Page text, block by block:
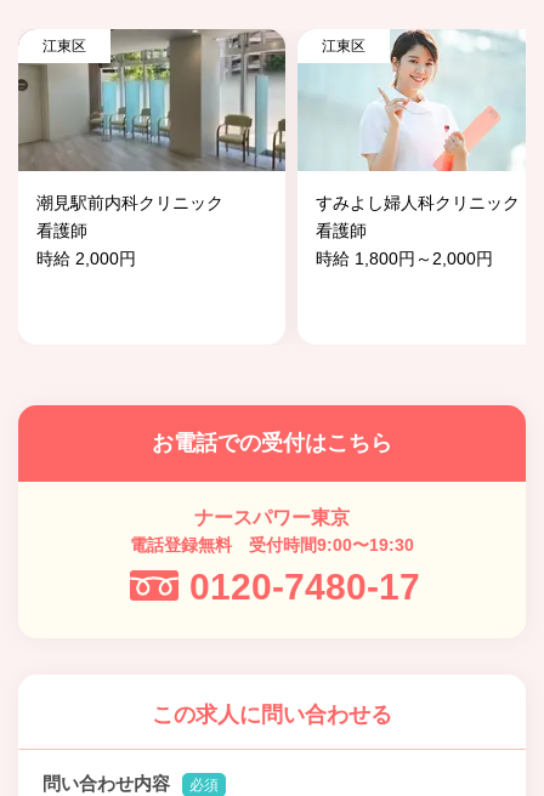
江東区
潮見駅前内科クリニック
看護師
時給 2,000円
江東区
すみよし婦人科クリニック
看護師
時給 1,800円～2,000円
お電話での受付はこちら
ナースパワー東京
電話登録無料 受付時間9:00〜19:30
0120-7480-17
この求人に問い合わせる
問い合わせ内容 必須